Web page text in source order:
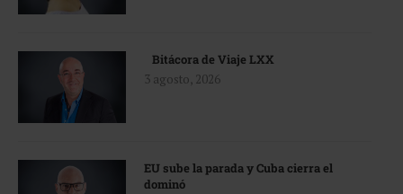
Bitácora de Viaje LXX
3 agosto, 2026
EU sube la parada y Cuba cierra el
dominó